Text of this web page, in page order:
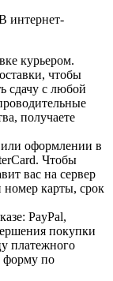
интернет-
курьером.
чтобы
сдачу с любой
получаете
оформлении в
Чтобы
вас на сервер
номер карты, срок
PayPal,
покупки
платежного
форму по